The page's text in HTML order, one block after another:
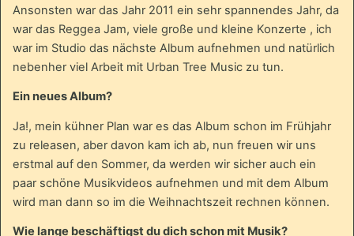
Ansonsten war das Jahr 2011 ein sehr spannendes Jahr, da
war das Reggea Jam, viele große und kleine Konzerte , ich
war im Studio das nächste Album aufnehmen und natürlich
nebenher viel Arbeit mit Urban Tree Music zu tun.
Ein neues Album?
Ja!, mein kühner Plan war es das Album schon im Frühjahr
zu releasen, aber davon kam ich ab, nun freuen wir uns
erstmal auf den Sommer, da werden wir sicher auch ein
paar schöne Musikvideos aufnehmen und mit dem Album
wird man dann so im die Weihnachtszeit rechnen können.
Wie lange beschäftigst du dich schon mit Musik?